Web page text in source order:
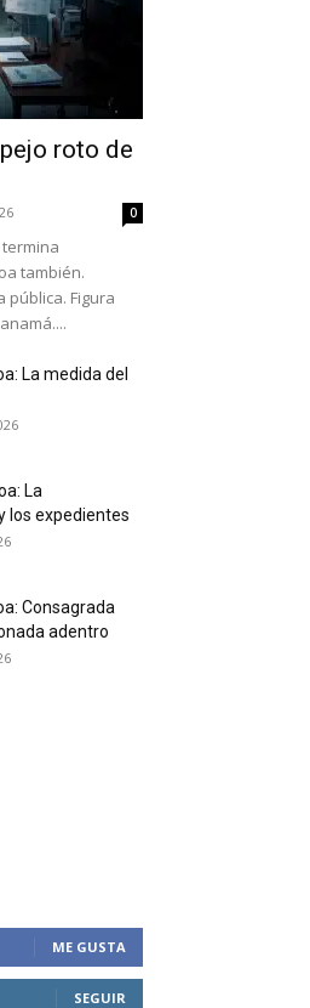
roto de
0
termina
también.
pública. Figura
La medida del
La
los expedientes
Consagrada
adentro
ME GUSTA
SEGUIR